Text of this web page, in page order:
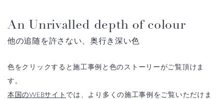
An Unrivalled depth of colour
他の追随を許さない、奥行き深い色
色をクリックすると施工事例と色のストーリーがご覧頂けま
す。
本国のWEBサイト では、より多くの施工事例をご覧いただけま